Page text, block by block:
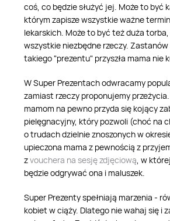
coś, co będzie służyć jej. Może to być
którym zapisze wszystkie ważne
lekarskich. Może to być też duża
wszystkie niezbędne rzeczy.
takiego "prezentu" przyszła mama nie
W Super Prezentach odwracamy
zamiast rzeczy proponujemy przeżycia.
mamom na pewno przyda się kojący
pielęgnacyjny, który pozwoli (choć na
o trudach dzielnie znoszonych w
upieczona mama z pewnością z
zvouchera na sesję zdjęciową , w
będzie odgrywać ona i maluszek.
Super Prezenty spełniają marzenia -
kobiet w ciąży. Dlatego nie wahaj się i